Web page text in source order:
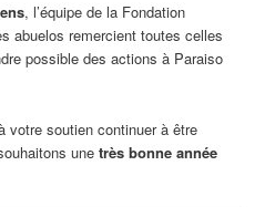
, l’équipe de la Fondation
abuelos remercient toutes celles
possible des actions à Paraiso
votre soutien continuer à être
unetrès bonne année